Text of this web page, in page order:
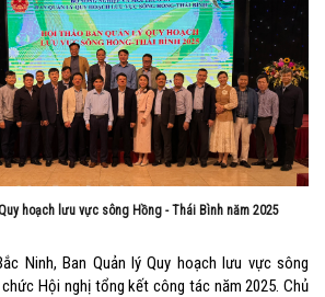
hoạch lưu vực sông Hồng - Thái Bình năm 2025
Ninh, Ban Quản lý Quy hoạch lưu vực sông
Hội nghị tổng kết công tác năm 2025. Chủ